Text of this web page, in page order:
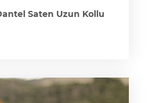
Saten Uzun Kollu